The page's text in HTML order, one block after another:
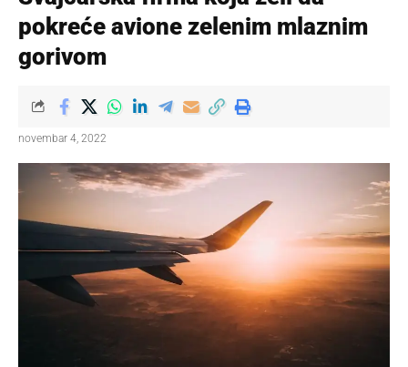
pokreće avione zelenim mlaznim
gorivom
novembar 4, 2022